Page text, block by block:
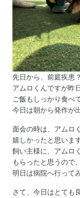
先日から、前庭疾患
アムロくんですが昨
ご飯もしっかり食べ
今日は朝から発作が
面会の時は、アムロ
嬉しかったと思いま
飼い主様に、アムロ
もらったと思うので
明日は病院へ行って
さて、今日はとても